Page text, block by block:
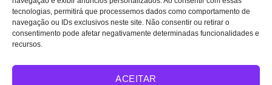
tecnologias, permitirá que processemos dados como comportamento de
navegação ou IDs exclusivos neste site. Não consentir ou retirar o
consentimento pode afetar negativamente determinadas funcionalidades e
recursos.
ACEITAR
Visa MasterCard